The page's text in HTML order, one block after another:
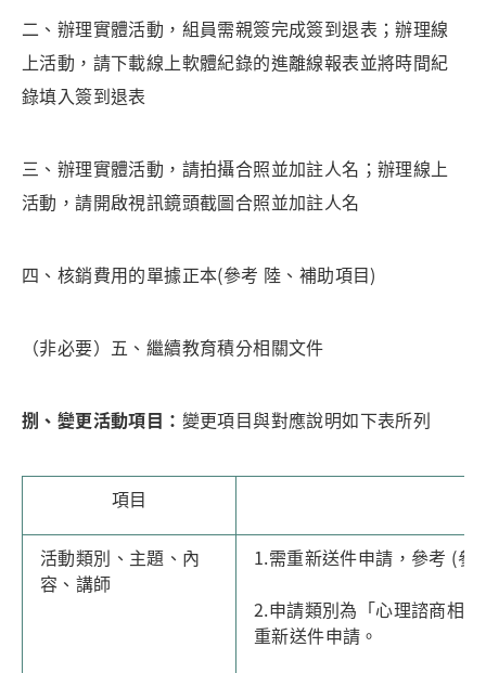
二、辦理實體活動，組員需親簽完成簽到退表；辦理線
上活動，請下載線上軟體紀錄的進離線報表並將時間紀
錄填入簽到退表
三、辦理實體活動，請拍攝合照並加註人名；辦理線上
活動，請開啟視訊鏡頭截圖合照並加註人名
四、核銷費用的單據正本(參考 陸、補助項目)
（非必要）五、繼續教育積分相關文件
捌、變更活動項目 ： 變更項目與對應說明如下表所列
項目
活動類別、主題、內
容、講師
1.需重新送件申請，參考 (
2.申請類別為「心理諮商相
重新送件申請。